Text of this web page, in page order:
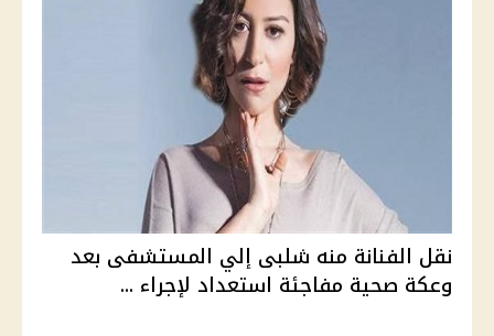
نقل الفنانة منه شلبى إلي المستشفى بعد
وعكة صحية مفاجئة استعداد لإجراء ...